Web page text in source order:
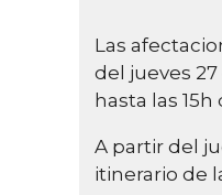
Las
del jueves
hasta las
A partir del
itinerario de